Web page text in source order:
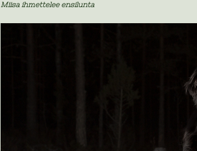
Miisa ihmettelee ensilunta